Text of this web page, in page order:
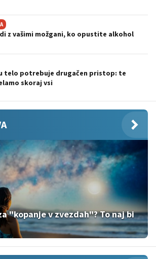
z vašimi možgani, ko opustite alkohol
telo potrebuje drugačen pristop: te
skoraj vsi
"kopanje v zvezdah"? To naj bi